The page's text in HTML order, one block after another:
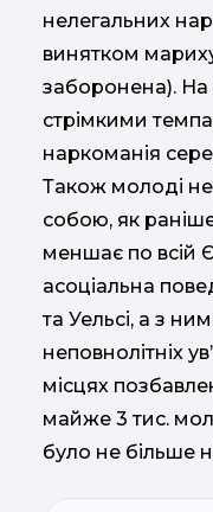
нелегальних
винятком
заборонена).
стрімкими
наркоманія
Також молоді не
собою, як
меншає по всій
асоціальна
та Уельсі, а з
неповнолітніх
місцях
майже 3 тис.
було не більше